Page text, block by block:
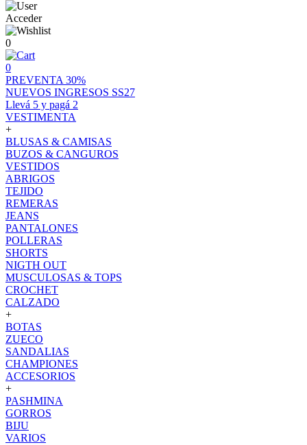
Acceder
0
0
PREVENTA 30%
NUEVOS INGRESOS SS27
Llevá 5 y pagá 2
VESTIMENTA
+
BLUSAS & CAMISAS
BUZOS & CANGUROS
VESTIDOS
ABRIGOS
TEJIDO
REMERAS
JEANS
PANTALONES
POLLERAS
SHORTS
NIGTH OUT
MUSCULOSAS & TOPS
CROCHET
CALZADO
+
BOTAS
ZUECO
SANDALIAS
CHAMPIONES
ACCESORIOS
+
PASHMINA
GORROS
BIJU
VARIOS